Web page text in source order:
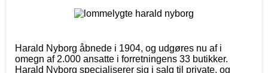
Harald Nyborg åbnede i 1904, og udgøres nu af i
omegn af 2.000 ansatte i forretningens 33 butikker.
Harald Nyborg specialiserer sig i salg til private, og